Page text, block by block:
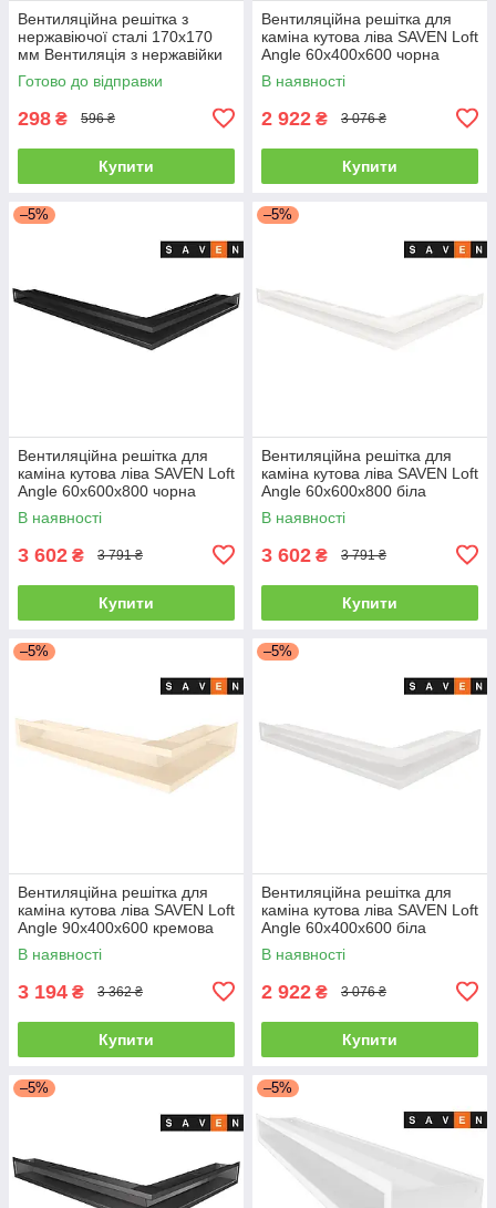
Вентиляційна решітка з
нержавіючої сталі 170x170
мм Вентиляція з нержавійки
для печі
Готово до відправки
298 ₴ 596 ₴
Купити
Вентиляційна решітка для
каміна кутова ліва SAVEN Loft
Angle 60х400х600 чорна
В наявності
2 922 ₴ 3 076 ₴
Купити
–5%
Вентиляційна решітка для
каміна кутова ліва SAVEN Loft
Angle 60х600х800 чорна
В наявності
3 602 ₴ 3 791 ₴
Купити
–5%
Вентиляційна решітка для
каміна кутова ліва SAVEN Loft
Angle 60х600х800 біла
В наявності
3 602 ₴ 3 791 ₴
Купити
–5%
Вентиляційна решітка для
каміна кутова ліва SAVEN Loft
Angle 90х400х600 кремова
В наявності
3 194 ₴ 3 362 ₴
Купити
–5%
Вентиляційна решітка для
каміна кутова ліва SAVEN Loft
Angle 60х400х600 біла
В наявності
2 922 ₴ 3 076 ₴
Купити
–5% –5%